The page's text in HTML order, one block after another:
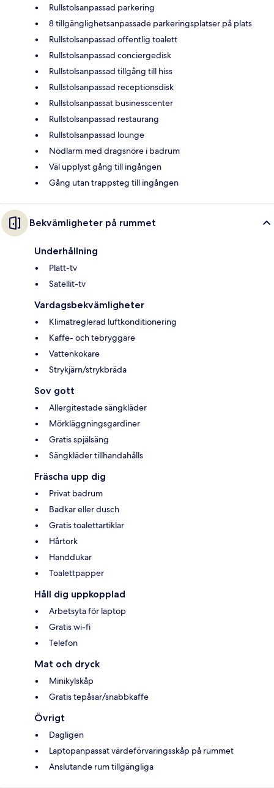
Rullstolsanpassad parkering
8 tillgänglighetsanpassade parkeringsplatser på plats
Rullstolsanpassad offentlig toalett
Rullstolsanpassad conciergedisk
Rullstolsanpassad tillgång till hiss
Rullstolsanpassad receptionsdisk
Rullstolsanpassat businesscenter
Rullstolsanpassad restaurang
Rullstolsanpassad lounge
Nödlarm med dragsnöre i badrum
Väl upplyst gång till ingången
Gång utan trappsteg till ingången
Bekvämligheter på rummet
Underhållning
Platt-tv
Satellit-tv
Vardagsbekvämligheter
Klimatreglerad luftkonditionering
Kaffe- och tebryggare
Vattenkokare
Strykjärn/strykbräda
Sov gott
Allergitestade sängkläder
Mörkläggningsgardiner
Gratis spjälsäng
Sängkläder tillhandahålls
Fräscha upp dig
Privat badrum
Badkar eller dusch
Gratis toalettartiklar
Hårtork
Handdukar
Toalettpapper
Håll dig uppkopplad
Arbetsyta för laptop
Gratis wi-fi
Telefon
Mat och dryck
Minikylskåp
Gratis tepåsar/snabbkaffe
Övrigt
Dagligen
Laptopanpassat värdeförvaringsskåp på rummet
Anslutande rum tillgängliga